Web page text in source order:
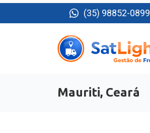
(35) 98852-0899
Mauriti, Ceará